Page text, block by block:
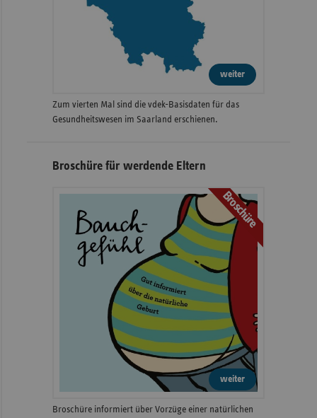
weiter
Zum vierten Mal sind die vdek-Basisdaten für das
Gesundheitswesen im Saarland erschienen.
Broschüre für werdende Eltern
Broschüre
weiter
Broschüre informiert über Vorzüge einer natürlichen